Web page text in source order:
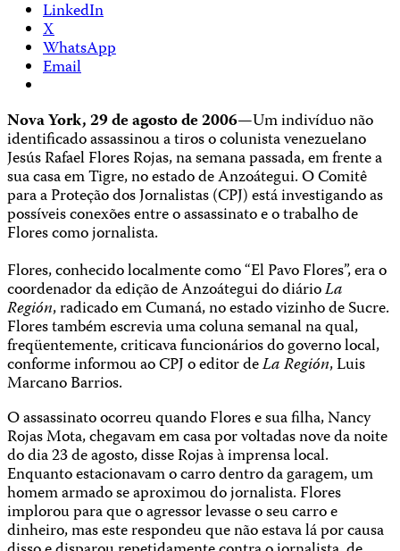
LinkedIn
X
WhatsApp
Email
Nova York, 29 de agosto de 2006—Um indivíduo não
identificado assassinou a tiros o colunista venezuelano
Jesús Rafael Flores Rojas, na semana passada, em frente a
sua casa em Tigre, no estado de Anzoátegui. O Comitê
para a Proteção dos Jornalistas (CPJ) está investigando as
possíveis conexões entre o assassinato e o trabalho de
Flores como jornalista.
Flores, conhecido localmente como “El Pavo Flores”, era o
coordenador da edição de Anzoátegui do diárioLa
Región, radicado em Cumaná, no estado vizinho de Sucre.
Flores também escrevia uma coluna semanal na qual,
freqüentemente, criticava funcionários do governo local,
conforme informou ao CPJ o editor deLa Región, Luis
Marcano Barrios.
O assassinato ocorreu quando Flores e sua filha, Nancy
Rojas Mota, chegavam em casa por voltadas nove da noite
do dia 23 de agosto, disse Rojas à imprensa local.
Enquanto estacionavam o carro dentro da garagem, um
homem armado se aproximou do jornalista. Flores
implorou para que o agressor levasse o seu carro e
dinheiro, mas este respondeu que não estava lá por causa